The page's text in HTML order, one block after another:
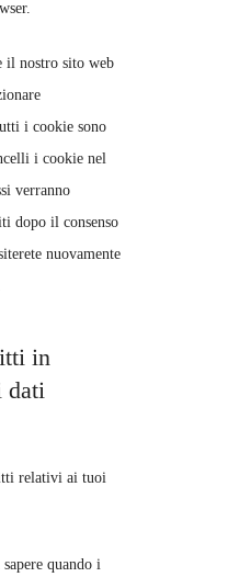
il nostro sito web
i cookie sono
i cookie nel
verranno
dopo il consenso
nuovamente
in
dati
relativi ai tuoi
quando i